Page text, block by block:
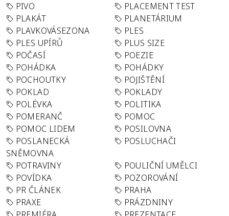
PIVO
PLACEMENT TEST
PLAKÁT
PLANETÁRIUM
PLAVKOVÁSEZONA
PLES
PLES UPÍRŮ
PLUS SIZE
POČASÍ
POEZIE
POHÁDKA
POHÁDKY
POCHOUTKY
POJIŠTĚNÍ
POKLAD
POKLADY
POLÉVKA
POLITIKA
POMERANČ
POMOC
POMOC LIDEM
POSILOVNA
POSLANECKÁ
SNĚMOVNA
POSLUCHAČI
POTRAVINY
POULIČNÍ UMĚLCI
POVÍDKA
POZOROVÁNÍ
PR ČLÁNEK
PRAHA
PRAXE
PRÁZDNINY